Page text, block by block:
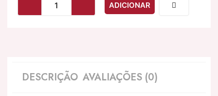
AVENUE
ADICIONAR
DESCRIÇÃO AVALIAÇÕES (0)